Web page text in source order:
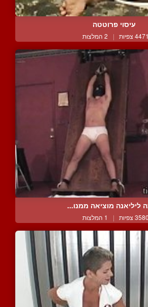
עיסוי פרוטטה
4471 צפיות | 2 המלצות
ליליאנה מוציאה ממנו...
3580 צפיות | 1 המלצות